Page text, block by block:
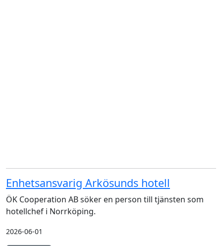
Enhetsansvarig Arkösunds hotell
ÖK Cooperation AB söker en person till tjänsten som
hotellchef i Norrköping.
2026-06-01